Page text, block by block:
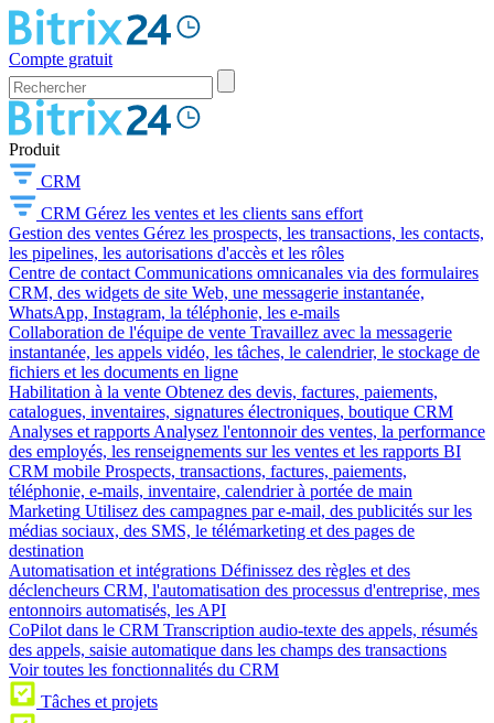
Compte gratuit
Produit
CRM
CRM Gérez les ventes et les clients sans effort
Gestion des ventes Gérez les prospects, les transactions, les contacts,
les pipelines, les autorisations d'accès et les rôles
Centre de contact Communications omnicanales via des formulaires
CRM, des widgets de site Web, une messagerie instantanée,
WhatsApp, Instagram, la téléphonie, les e-mails
Collaboration de l'équipe de vente Travaillez avec la messagerie
instantanée, les appels vidéo, les tâches, le calendrier, le stockage de
fichiers et les documents en ligne
Habilitation à la vente Obtenez des devis, factures, paiements,
catalogues, inventaires, signatures électroniques, boutique CRM
Analyses et rapports Analysez l'entonnoir des ventes, la performance
des employés, les renseignements sur les ventes et les rapports BI
CRM mobile Prospects, transactions, factures, paiements,
téléphonie, e-mails, inventaire, calendrier à portée de main
Marketing Utilisez des campagnes par e-mail, des publicités sur les
médias sociaux, des SMS, le télémarketing et des pages de
destination
Automatisation et intégrations Définissez des règles et des
déclencheurs CRM, l'automatisation des processus d'entreprise, mes
entonnoirs automatisés, les API
CoPilot dans le CRM Transcription audio-texte des appels, résumés
des appels, saisie automatique dans les champs des transactions
Voir toutes les fonctionnalités du CRM
Tâches et projets